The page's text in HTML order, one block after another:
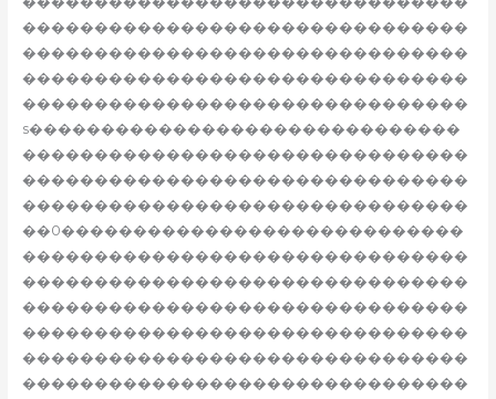
�������������������������������
�������������������������������
�������������������������������
�������������������������������
s������������������������������
�������������������������������
�������������������������������
�������������������������������
��0����������������������������
�������������������������������
�������������������������������
�������������������������������
�������������������������������
�������������������������������
�������������������������������